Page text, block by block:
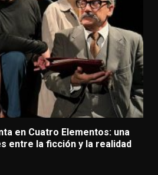
en Cuatro Elementos: una
entre la ficción y la realidad